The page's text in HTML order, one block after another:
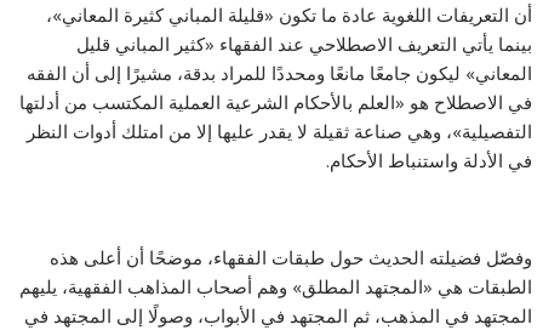
أن التعريفات اللغوية عادة ما تكون «قليلة المباني كثيرة المعاني»،
بينما يأتي التعريف الاصطلاحي عند الفقهاء «كثير المباني قليل
المعاني» ليكون جامعًا مانعًا ومحددًا للمراد بدقة، مشيرًا إلى أن الفقه
في الاصطلاح هو «العلم بالأحكام الشرعية العملية المكتسب من أدلتها
التفصيلية»، وهي صناعة ثقيلة لا يقدر عليها إلا من امتلك أدوات النظر
في الأدلة واستنباط الأحكام.
وفصّل فضيلته الحديث حول طبقات الفقهاء، موضحًا أن أعلى هذه
الطبقات هي «المجتهد المطلق» وهم أصحاب المذاهب الفقهية، يليهم
المجتهد في المذهب، ثم المجتهد في الأبواب، وصولًا إلى المجتهد في